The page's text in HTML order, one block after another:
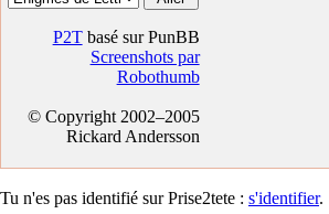
P2Tbasé sur PunBB
Screenshots par
Robothumb
© Copyright 2002–2005
Rickard Andersson
Tu n'es pas identifié sur Prise2tete : s'identifier.